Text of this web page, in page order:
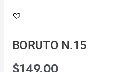
BORUTO N.15
$149.00